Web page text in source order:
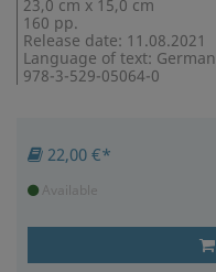
23,0 cm x 15,0 cm
160 pp.
Release date: 11.08.2021
Language of text: German
978-3-529-05064-0
22,00 €*
Available